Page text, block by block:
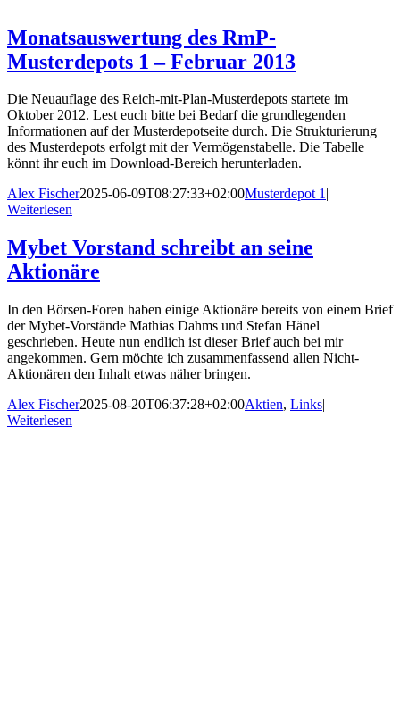
Monatsauswertung des RmP-
Musterdepots 1 – Februar 2013
Die Neuauflage des Reich-mit-Plan-Musterdepots startete im
Oktober 2012. Lest euch bitte bei Bedarf die grundlegenden
Informationen auf der Musterdepotseite durch. Die Strukturierung
des Musterdepots erfolgt mit der Vermögenstabelle. Die Tabelle
könnt ihr euch im Download-Bereich herunterladen.
Alex Fischer2025-06-09T08:27:33+02:00Musterdepot 1|
Weiterlesen
Mybet Vorstand schreibt an seine
Aktionäre
In den Börsen-Foren haben einige Aktionäre bereits von einem Brief
der Mybet-Vorstände Mathias Dahms und Stefan Hänel
geschrieben. Heute nun endlich ist dieser Brief auch bei mir
angekommen. Gern möchte ich zusammenfassend allen Nicht-
Aktionären den Inhalt etwas näher bringen.
Alex Fischer2025-08-20T06:37:28+02:00Aktien, Links|
Weiterlesen